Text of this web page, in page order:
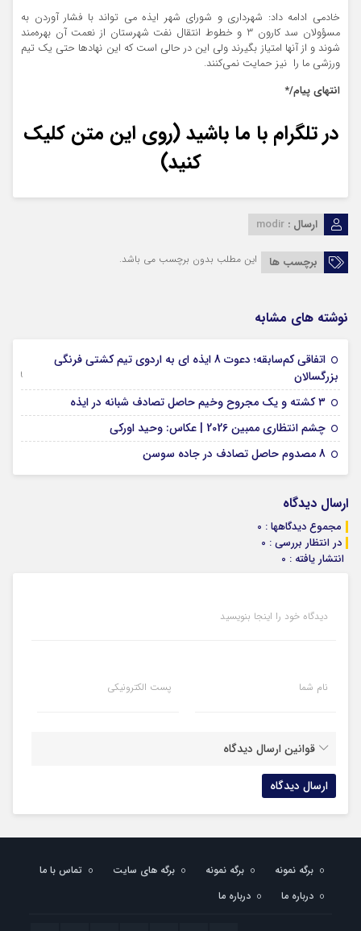
خادمی ادامه داد: شهرداری و شورای شهر ایذه می تواند با فشار آوردن به
مسؤولان سد کارون 3 و خطوط انتقال نفت شهرستان از نعمت آن بهره‌مند
شوند و از آنها امتیاز بگیرند ولی این در حالی است که این نهادها حتی یک تیم
ورزشی ما را نیز حمایت نمی‌کنند.
انتهای پیام/*
در تلگرام با ما باشید (روی این متن کلیک
کنید)
ارسال : modir
برچسب ها این مطلب بدون برچسب می باشد.
نوشته های مشابه
اتفاقی کم‌سابقه؛ دعوت 8 ایذه ای به اردوی تیم کشتی فرنگی
بزرگسالان
09 جولای 2026
۳ کشته و یک مجروح وخیم حاصل تصادف شبانه در ایذه
چشم انتظاری ممبین 2026 | عکاس: وحید اورکی
8 مصدوم حاصل تصادف در جاده سوسن
ارسال دیدگاه
مجموع دیدگاهها : 0
در انتظار بررسی : 0
انتشار یافته : 0
دیدگاه خود را اینجا بنویسید
نام شما پست الکترونیکی
قوانین ارسال دیدگاه
برگه نمونه برگه نمونه برگه های سایت
تماس با ما
درباره ما
درباره ما